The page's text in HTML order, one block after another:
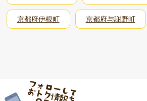
京都府伊根町 京都府与謝野町